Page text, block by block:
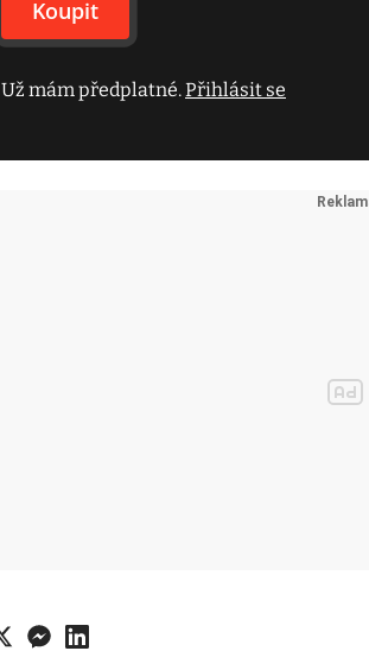
Koupit
Už mám předplatné.Přihlásit se